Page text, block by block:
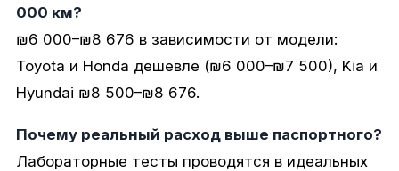
000 км?
₪6 000–₪8 676 в зависимости от модели:
Toyota и Honda дешевле (₪6 000–₪7 500), Kia и
Hyundai ₪8 500–₪8 676.
Почему реальный расход выше паспортного?
Лабораторные тесты проводятся в идеальных